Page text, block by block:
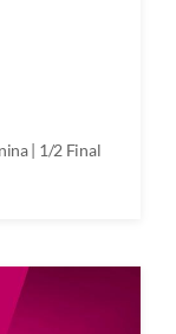
| 1/2 Final